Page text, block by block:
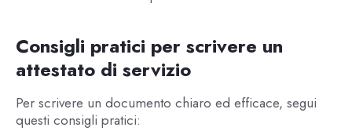
Consigli pratici per scrivere un
attestato di servizio
Per scrivere un documento chiaro ed efficace, segui
questi consigli pratici: